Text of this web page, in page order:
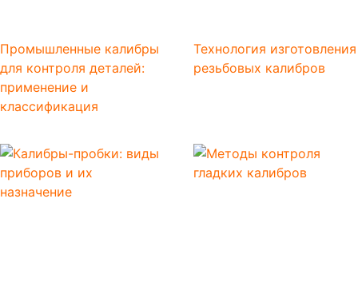
Промышленные калибры
для контроля деталей:
применение и
классификация
Технология изготовления
резьбовых калибров